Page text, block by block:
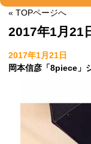
« TOPページへ
2017年1月21
2017年1月21日
岡本信彦「8piece」